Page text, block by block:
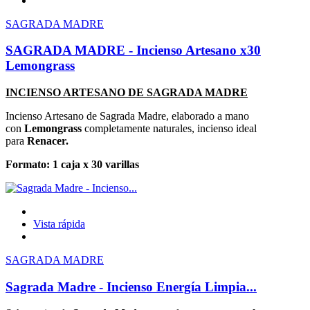
SAGRADA MADRE
SAGRADA MADRE - Incienso Artesano x30
Lemongrass
INCIENSO ARTESANO DE SAGRADA MADRE
Incienso Artesano de Sagrada Madre, elaborado a mano
con Lemongrass completamente naturales, incienso ideal
para Renacer.
Formato: 1 caja x 30 varillas
Vista rápida
SAGRADA MADRE
Sagrada Madre - Incienso Energía Limpia...